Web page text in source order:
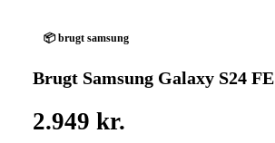
📦 brugt samsung
Brugt Samsung Galaxy S24 FE
2.949 kr.